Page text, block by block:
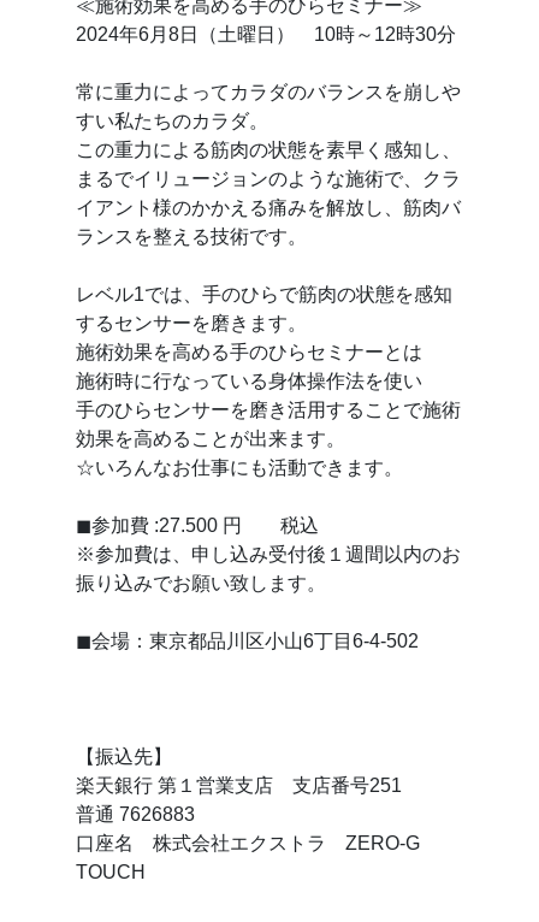
≪施術効果を高める手のひらセミナー≫
2024年6月8日（土曜日） 10時～12時30分
常に重力によってカラダのバランスを崩しや
すい私たちのカラダ。
この重力による筋肉の状態を素早く感知し、
まるでイリュージョンのような施術で、クラ
イアント様のかかえる痛みを解放し、筋肉バ
ランスを整える技術です。
レベル1では、手のひらで筋肉の状態を感知
するセンサーを磨きます。
施術効果を高める手のひらセミナーとは
施術時に行なっている身体操作法を使い
手のひらセンサーを磨き活用することで施術
効果を高めることが出来ます。
☆いろんなお仕事にも活動できます。
◼参加費 :27.500 円 税込
※参加費は、申し込み受付後１週間以内のお
振り込みでお願い致します。
◼会場：東京都品川区小山6丁目6-4-502
【振込先】
楽天銀行 第１営業支店 支店番号251
普通 7626883
口座名 株式会社エクストラ ZERO-G
TOUCH